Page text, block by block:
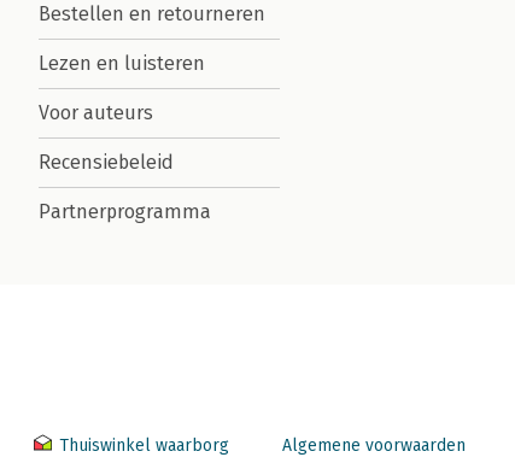
Bestellen en retourneren
Lezen en luisteren
Voor auteurs
Recensiebeleid
Partnerprogramma
Thuiswinkel waarborg Algemene voorwaarden